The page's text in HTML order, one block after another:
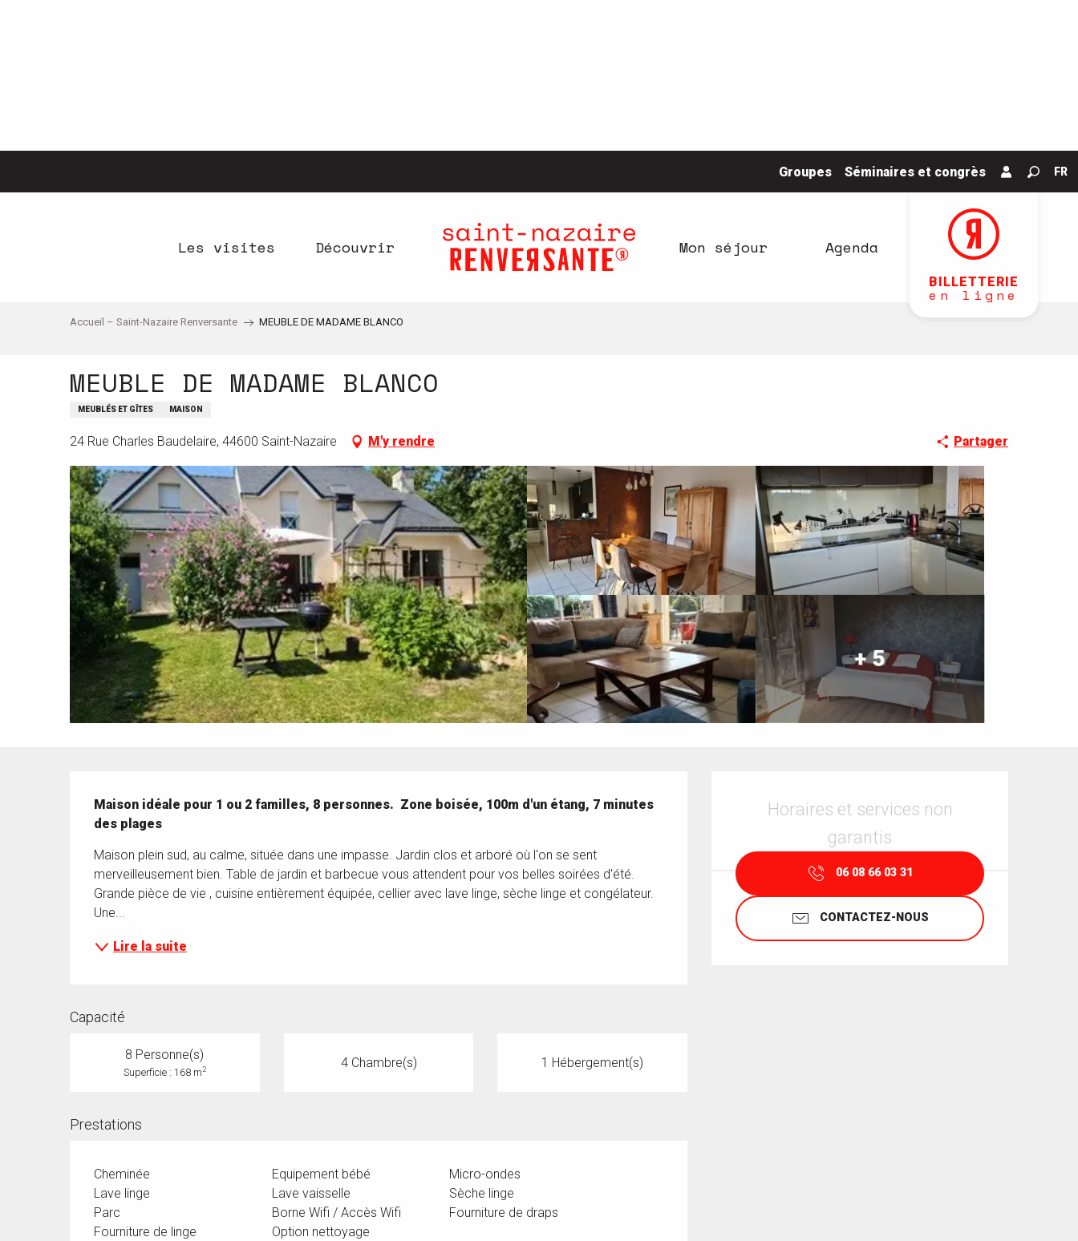
Groupes Séminaires et congrès FR
BILLETTERIE
en ligne
Les visites Découvrir Mon séjour Agenda
Accueil – Saint-Nazaire Renversante MEUBLE DE MADAME BLANCO
MEUBLE DE MADAME BLANCO
MEUBLÉS ET GÎTES MAISON
24 Rue Charles Baudelaire, 44600 Saint-Nazaire M'y rendre Partager
+ 5
Horaires et services non
garantis
06 08 66 03 31
CONTACTEZ-NOUS
Maison idéale pour 1 ou 2 familles, 8 personnes.  Zone boisée, 100m d'un étang, 7 minutes
des plages
Maison plein sud, au calme, située dans une impasse. Jardin clos et arboré où l'on se sent
merveilleusement bien. Table de jardin et barbecue vous attendent pour vos belles soirées d'été.
Grande pièce de vie , cuisine entièrement équipée, cellier avec lave linge, sèche linge et congélateur.
Une...
Lire la suite
Capacité
8 Personne(s)
Superficie : 168 m2 4 Chambre(s) 1 Hébergement(s)
Prestations
Cheminée Equipement bébé
Micro-ondes
Lave linge
Lave vaisselle
Sèche linge
Parc
Borne Wifi / Accès Wifi
Fourniture de draps
Fourniture de linge
Option nettoyage